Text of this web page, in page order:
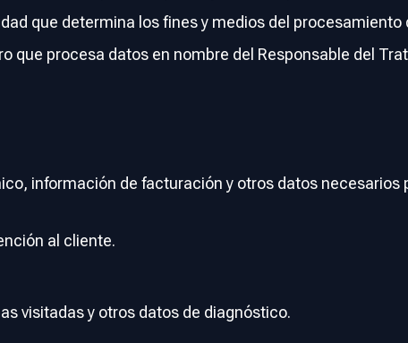
que determina los fines y medios del procesamiento
que procesa datos en nombre del Responsable del
información de facturación y otros datos necesarios
al cliente.
visitadas y otros datos de diagnóstico.